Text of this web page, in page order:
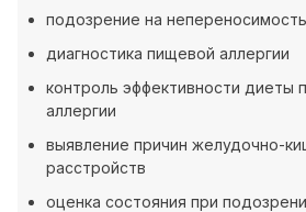
подозрение на
диагностика пищевой аллергии
контроль эффективности диеты
аллергии
выявление причин желудочно-
расстройств
оценка состояния при